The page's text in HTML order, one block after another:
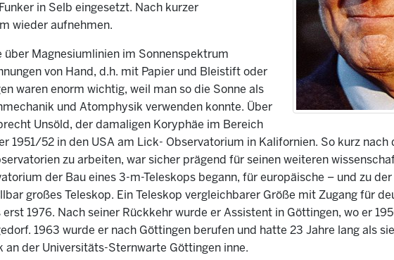
in Selb eingesetzt. Nach kurzer
wieder aufnehmen.
Magnesiumlinien im Sonnenspektrum
von Hand, d.h. mit Papier und Bleistift oder
waren enorm wichtig, weil man so die Sonne als
und Atomphysik verwenden konnte. Über
Unsöld, der damaligen Koryphäe im Bereich
1951/52 in den USA am Lick- Observatorium in Kalifornien. So kurz nach
zu arbeiten, war sicher prägend für seinen weiteren
der Bau eines 3-m-Teleskops begann, für europäische – und zu der
großes Teleskop. Ein Teleskop vergleichbarer Größe mit Zugang für
1976. Nach seiner Rückkehr wurde er Assistent in Göttingen, wo er
1963 wurde er nach Göttingen berufen und hatte 23 Jahre lang als
an der Universitäts-Sternwarte Göttingen inne.